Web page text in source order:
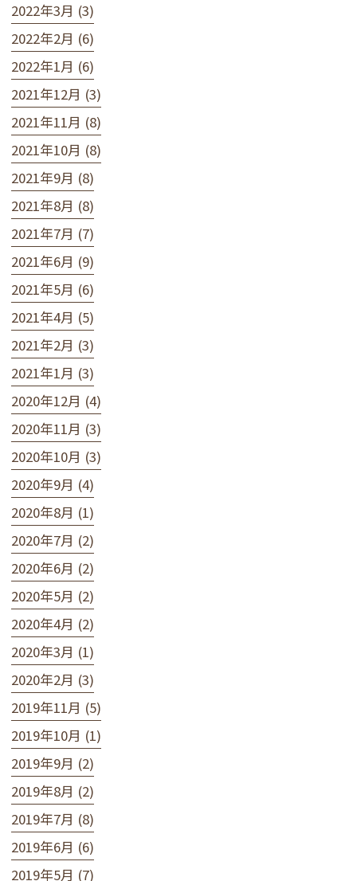
2022年3月 (3)
2022年2月 (6)
2022年1月 (6)
2021年12月 (3)
2021年11月 (8)
2021年10月 (8)
2021年9月 (8)
2021年8月 (8)
2021年7月 (7)
2021年6月 (9)
2021年5月 (6)
2021年4月 (5)
2021年2月 (3)
2021年1月 (3)
2020年12月 (4)
2020年11月 (3)
2020年10月 (3)
2020年9月 (4)
2020年8月 (1)
2020年7月 (2)
2020年6月 (2)
2020年5月 (2)
2020年4月 (2)
2020年3月 (1)
2020年2月 (3)
2019年11月 (5)
2019年10月 (1)
2019年9月 (2)
2019年8月 (2)
2019年7月 (8)
2019年6月 (6)
2019年5月 (7)